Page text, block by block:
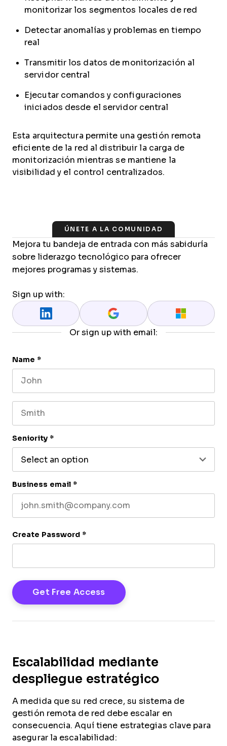
monitorizar los segmentos locales de red
Detectar anomalías y problemas en tiempo
real
Transmitir los datos de monitorización al
servidor central
Ejecutar comandos y configuraciones
iniciados desde el servidor central
Esta arquitectura permite una gestión remota
eficiente de la red al distribuir la carga de
monitorización mientras se mantiene la
visibilidad y el control centralizados.
ÚNETE A LA COMUNIDAD
Mejora tu bandeja de entrada con más sabiduría
sobre liderazgo tecnológico para ofrecer
mejores programas y sistemas.
Sign up with:
Or sign up with email:
Name *
Seniority *
Business email *
Create Password *
Escalabilidad mediante
despliegue estratégico
A medida que su red crece, su sistema de
gestión remota de red debe escalar en
consecuencia. Aquí tiene estrategias clave para
asegurar la escalabilidad: